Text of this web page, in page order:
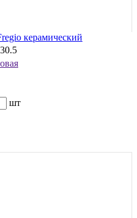
керамический
шт